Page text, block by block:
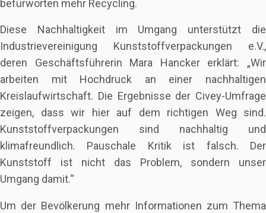
befürworten mehr Recycling.
Diese Nachhaltigkeit im Umgang unterstützt die
Industrievereinigung Kunststoffverpackungen e.V.,
deren Geschäftsführerin Mara Hancker erklärt: „Wir
arbeiten mit Hochdruck an einer nachhaltigen
Kreislaufwirtschaft. Die Ergebnisse der Civey-Umfrage
zeigen, dass wir hier auf dem richtigen Weg sind.
Kunststoffverpackungen sind nachhaltig und
klimafreundlich. Pauschale Kritik ist falsch. Der
Kunststoff ist nicht das Problem, sondern unser
Umgang damit.“
Um der Bevölkerung mehr Informationen zum Thema